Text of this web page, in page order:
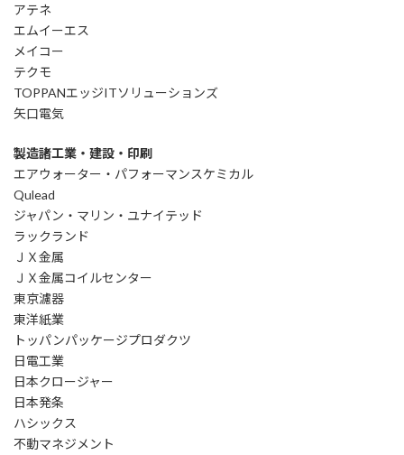
アテネ
エムイーエス
メイコー
テクモ
TOPPANエッジITソリューションズ
矢口電気
製造諸工業・建設・印刷
エアウォーター・パフォーマンスケミカル
Qulead
ジャパン・マリン・ユナイテッド
ラックランド
ＪＸ金属
ＪＸ金属コイルセンター
東京濾器
東洋紙業
トッパンパッケージプロダクツ
日電工業
日本クロージャー
日本発条
ハシックス
不動マネジメント